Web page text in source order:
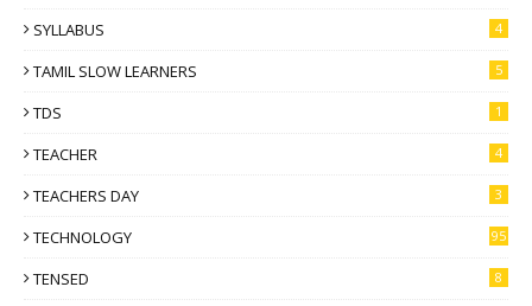
SYLLABUS 4
TAMIL SLOW LEARNERS 5
TDS 1
TEACHER 4
TEACHERS DAY 3
TECHNOLOGY 95
TENSED 8